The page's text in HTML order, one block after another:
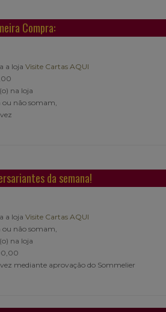
Compra:
a loja Visite Cartas AQUI
na loja
não somam,
da semana!
a loja Visite Cartas AQUI
não somam,
na loja
mediante aprovação do Sommelier